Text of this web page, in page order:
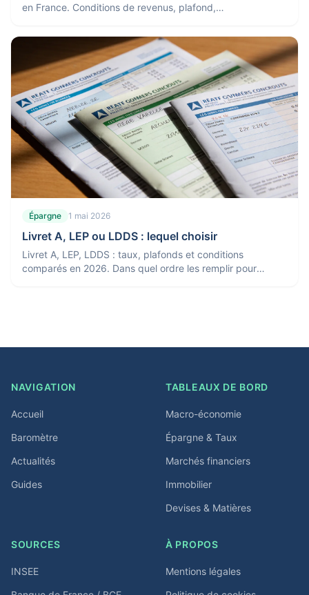
en France. Conditions de revenus, plafond,
Épargne 1 mai 2026
Livret A, LEP ou LDDS : lequel choisir
Livret A, LEP, LDDS : taux, plafonds et conditions
comparés en 2026. Dans quel ordre les remplir pour
NAVIGATION
Accueil
Baromètre
Actualités
Guides
TABLEAUX DE BORD
Macro-économie
Épargne & Taux
Marchés financiers
Immobilier
Devises & Matières
SOURCES
INSEE
À PROPOS
Mentions légales